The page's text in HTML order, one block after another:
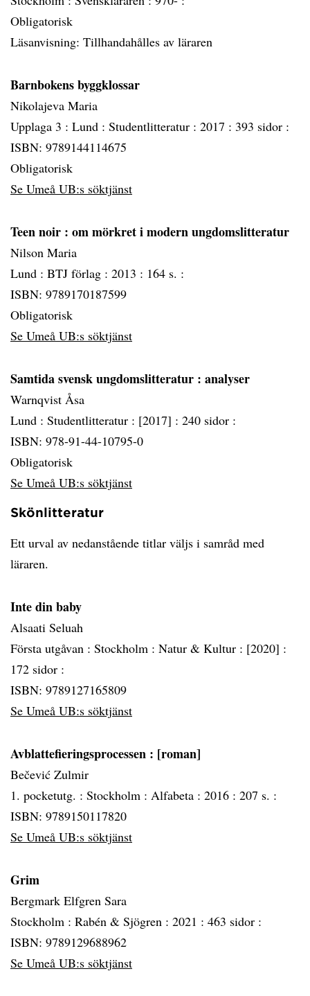
Obligatorisk
Läsanvisning: Tillhandahålles av läraren
Barnbokens byggklossar
Nikolajeva Maria
Upplaga 3 : Lund : Studentlitteratur : 2017 : 393 sidor :
ISBN: 9789144114675
Obligatorisk
Se Umeå UB:s söktjänst
Teen noir : om mörkret i modern ungdomslitteratur
Nilson Maria
Lund : BTJ förlag : 2013 : 164 s. :
ISBN: 9789170187599
Obligatorisk
Se Umeå UB:s söktjänst
Samtida svensk ungdomslitteratur : analyser
Warnqvist Åsa
Lund : Studentlitteratur : [2017] : 240 sidor :
ISBN: 978-91-44-10795-0
Obligatorisk
Se Umeå UB:s söktjänst
Skönlitteratur
Ett urval av nedanstående titlar väljs i samråd med
läraren.
Inte din baby
Alsaati Seluah
Första utgåvan : Stockholm : Natur & Kultur : [2020] :
172 sidor :
ISBN: 9789127165809
Se Umeå UB:s söktjänst
Avblattefieringsprocessen : [roman]
Bečević Zulmir
1. pocketutg. : Stockholm : Alfabeta : 2016 : 207 s. :
ISBN: 9789150117820
Se Umeå UB:s söktjänst
Grim
Bergmark Elfgren Sara
Stockholm : Rabén & Sjögren : 2021 : 463 sidor :
ISBN: 9789129688962
Se Umeå UB:s söktjänst